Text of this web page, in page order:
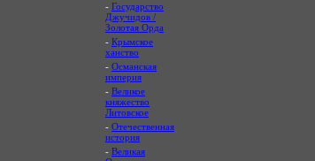
- Государство
Джучидов /
Золотая Орда
- Крымское
ханство
- Османская
империя
- Великое
княжество
Литовское
- Отечественная
история
- Великая